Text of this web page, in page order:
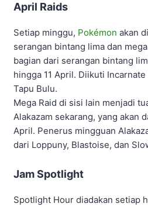
April Raids
Setiap minggu, Pokémon akan
serangan bintang lima dan
bagian dari serangan bintang
hingga 11 April. Diikuti
Tapu Bulu.
Mega Raid di sisi lain menjadi
Alakazam sekarang, yang akan
April. Penerus mingguan
dari Loppuny, Blastoise, dan
Jam Spotlight
Spotlight Hour diadakan setiap